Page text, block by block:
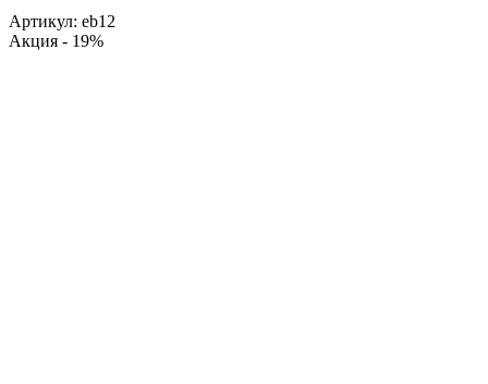
Артикул: eb12
Акция - 19%